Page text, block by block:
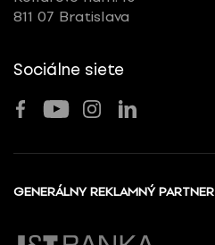
811 07 Bratislava
Sociálne siete
GENERÁLNY REKLAMNÝ PARTNER